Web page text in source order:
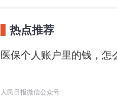
热点推荐
医保个人账户里的钱，怎
人民日报微信公众号